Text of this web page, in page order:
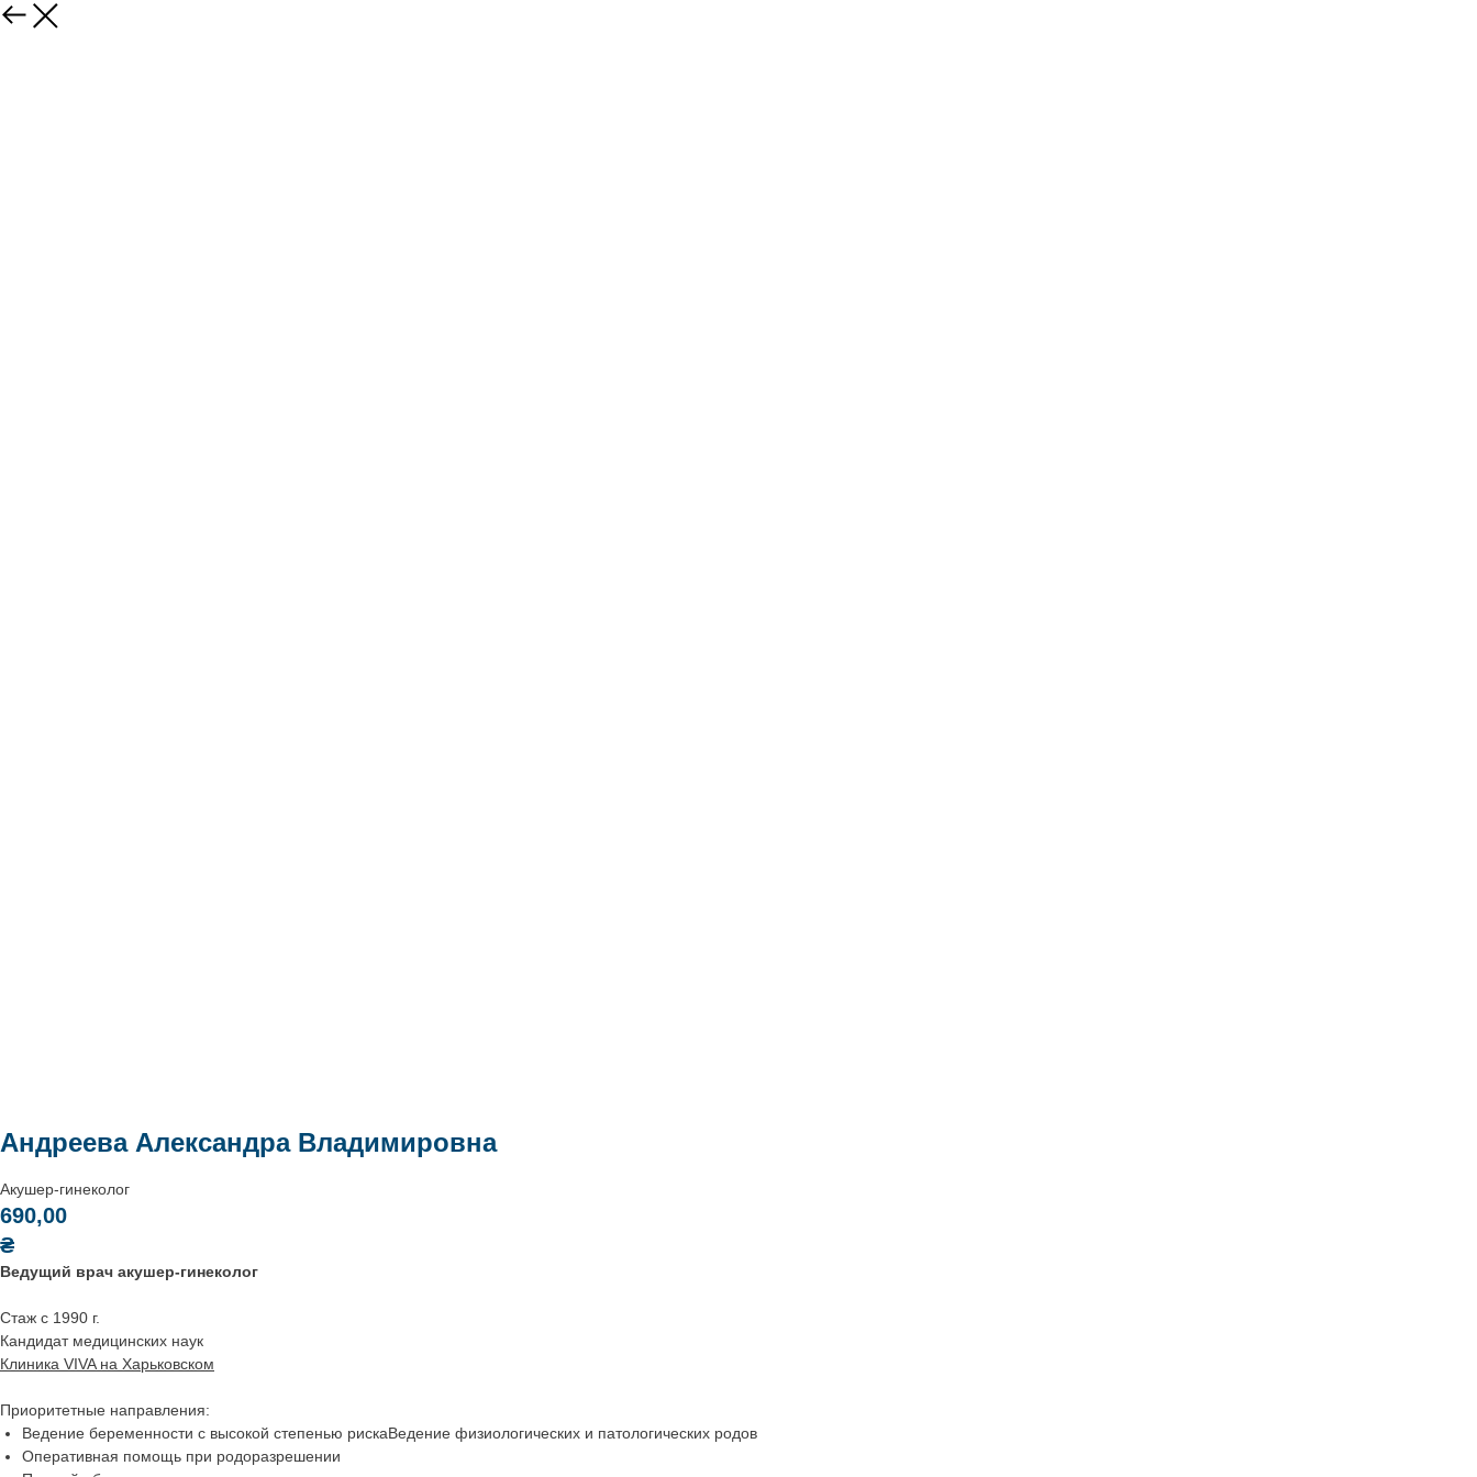
Андреева Александра Владимировна
Акушер-гинеколог
690,00
₴
Ведущий врач акушер-гинеколог
Стаж с 1990 г.
Кандидат медицинских наук
Клиника VIVA на Харьковском
Приоритетные направления:
Ведение беременности с высокой степенью рискаВедение физиологических и патологических родов
Оперативная помощь при родоразрешении